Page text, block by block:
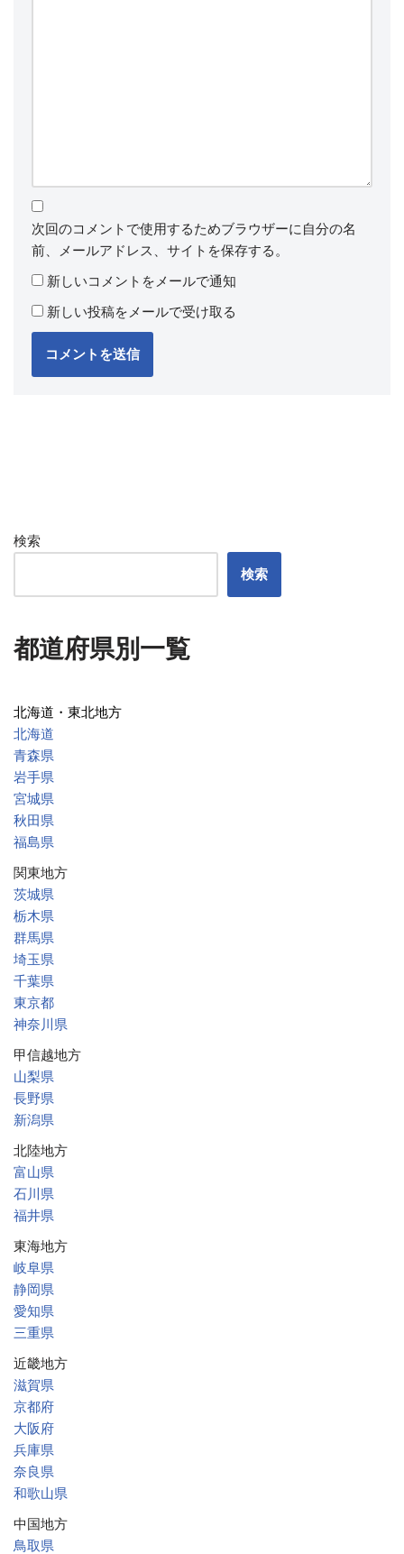
次回のコメントで使用するためブラウザーに自分の名
前、メールアドレス、サイトを保存する。
新しいコメントをメールで通知
新しい投稿をメールで受け取る
検索
検索
都道府県別一覧
北海道・東北地方
北海道
青森県
岩手県
宮城県
秋田県
福島県
関東地方
茨城県
栃木県
群馬県
埼玉県
千葉県
東京都
神奈川県
甲信越地方
山梨県
長野県
新潟県
北陸地方
富山県
石川県
福井県
東海地方
岐阜県
静岡県
愛知県
三重県
近畿地方
滋賀県
京都府
大阪府
兵庫県
奈良県
和歌山県
中国地方
鳥取県